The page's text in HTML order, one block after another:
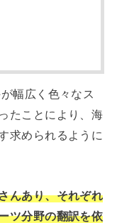
幅広く色々なス
たことにより、海
求められるように
んあり、それぞれ
ツ分野の翻訳を依